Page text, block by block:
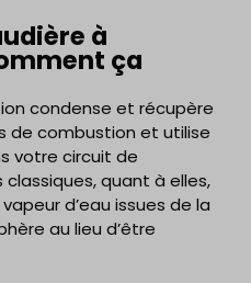
à
ça
condense et récupère
de combustion et utilise
votre circuit de
quant à elles,
d’eau issues de la
au lieu d’être